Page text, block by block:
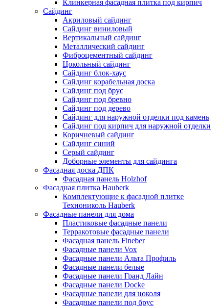
Клинкерная фасадная плитка под кирпич
Сайдинг
Акриловый сайдинг
Сайдинг виниловый
Вертикальный сайдинг
Металлический сайдинг
Фиброцементный сайдинг
Цокольный сайдинг
Сайдинг блок-хаус
Сайдинг корабельная доска
Сайдинг под брус
Сайдинг под бревно
Сайдинг под дерево
Сайдинг для наружной отделки под камень
Сайдинг под кирпич для наружной отделки
Коричневый сайдинг
Сайдинг синий
Серый сайдинг
Доборные элементы для сайдинга
Фасадная доска ДПК
Фасадная панель Holzhof
Фасадная плитка Hauberk
Комплектующие к фасадной плитке
Технониколь Hauberk
Фасадные панели для дома
Пластиковые фасадные панели
Терракотовые фасадные панели
Фасадная панель Fineber
Фасадные панели Vox
Фасадные панели Альта Профиль
Фасадные панели белые
Фасадные панели Гранд Лайн
Фасадные панели Docke
Фасадные панели для цоколя
Фасадные панели под брус